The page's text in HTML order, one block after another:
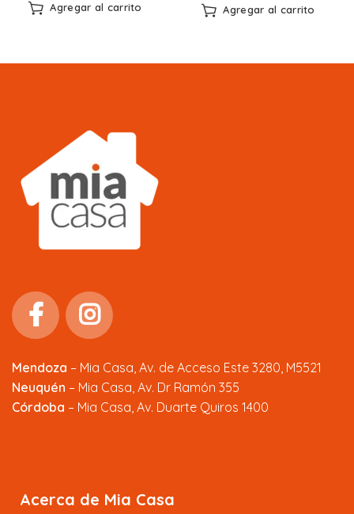
Agregar al carrito Agregar al carrito
Mendoza – Mia Casa, Av. de Acceso Este 3280, M5521
Neuquén – Mia Casa, Av. Dr Ramón 355
Córdoba – Mia Casa, Av. Duarte Quiros 1400
Acerca de Mia Casa